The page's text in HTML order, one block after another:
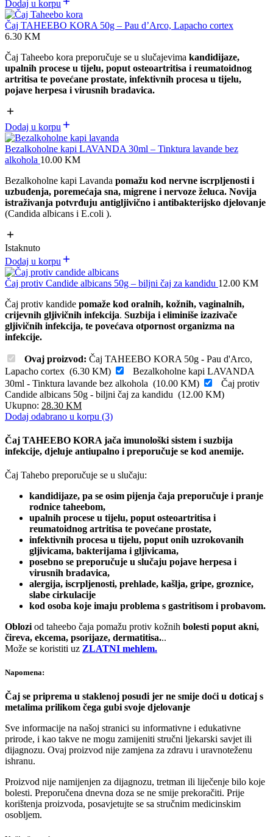
Dodaj u korpu
Čaj TAHEEBO KORA 50g – Pau d’Arco, Lapacho cortex
6.30 KM
Čaj Taheebo kora preporučuje se u slučajevima kandidijaze,
upalnih procese u tijelu, poput osteoartritisa i reumatoidnog
artritisa te povećane prostate, infektivnih procesa u tijelu,
pojave herpesa i virusnih bradavica.
Dodaj u korpu
Bezalkoholne kapi LAVANDA 30ml – Tinktura lavande bez
alkohola 10.00 KM
Bezalkoholne kapi Lavanda pomažu kod nervne iscrpljenosti i
uzbuđenja, poremećaja sna, migrene i nervoze želuca. Novija
istraživanja potvrđuju antigljivično i antibakterijsko djelovanje
(Candida albicans i E.coli ).
Istaknuto
Dodaj u korpu
Čaj protiv Candide albicans 50g – biljni čaj za kandidu 12.00 KM
Čaj protiv kandide pomaže kod oralnih, kožnih, vaginalnih,
crijevnih gljivičnih infekcija. Suzbija i eliminiše izazivače
gljivičnih infekcija, te povećava otpornost organizma na
infekcije.
Ovaj proizvod: Čaj TAHEEBO KORA 50g - Pau d'Arco,
Lapacho cortex (6.30 KM)
Bezalkoholne kapi LAVANDA
30ml - Tinktura lavande bez alkohola (10.00 KM)
Čaj protiv
Candide albicans 50g - biljni čaj za kandidu (12.00 KM)
Ukupno: 28.30 KM
Dodaj odabrano u korpu (3)
Čaj TAHEEBO KORA jača imunološki sistem i suzbija
infekcije, djeluje antiupalno i preporučuje se kod anemije.
Čaj Tahebo preporučuje se u slučaju:
kandidijaze, pa se osim pijenja čaja preporučuje i pranje
rodnice taheebom,
upalnih procese u tijelu, poput osteoartritisa i
reumatoidnog artritisa te povećane prostate,
infektivnih procesa u tijelu, poput onih uzrokovanih
gljivicama, bakterijama i gljivicama,
posebno se preporučuje u slučaju pojave herpesa i
virusnih bradavica,
alergija, iscrpljenosti, prehlade, kašlja, gripe, groznice,
slabe cirkulacije
kod osoba koje imaju problema s gastritisom i probavom.
Oblozi od taheebo čaja pomažu protiv kožnih bolesti poput akni,
čireva, ekcema, psorijaze, dermatitisa...
Može se koristiti uz ZLATNI mehlem.
Napomena:
Čaj se priprema u staklenoj posudi jer ne smije doći u doticaj s
metalima prilikom čega gubi svoje djelovanje
Sve informacije na našoj stranici su informativne i edukativne
prirode, i kao takve ne mogu zamijeniti stručni ljekarski savjet ili
dijagnozu. Ovaj proizvod nije zamjena za zdravu i uravnoteženu
ishranu.
Proizvod nije namijenjen za dijagnozu, tretman ili liječenje bilo koje
bolesti. Preporučena dnevna doza se ne smije prekoračiti. Prije
korištenja proizvoda, posavjetujte se sa stručnim medicinskim
osobljem.